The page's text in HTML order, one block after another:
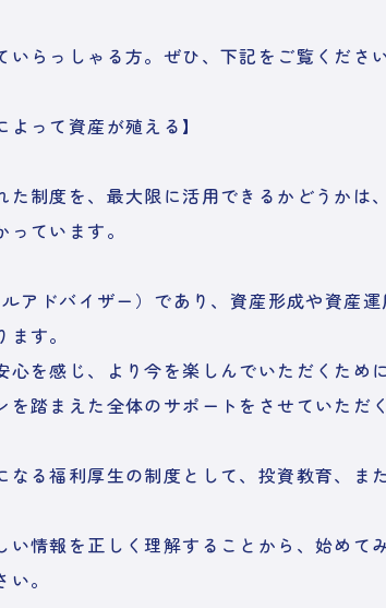
らっしゃる方。ぜひ、下記をご覧ください
よって資産が殖える】
制度を、最大限に活用できるかどうかは
ています。
アドバイザー）であり、資産形成や資産
す。
心を感じ、より今を楽しんでいただくため
を踏まえた全体のサポートをさせていただ
なる福利厚生の制度として、投資教育、ま
情報を正しく理解することから、始めて
。